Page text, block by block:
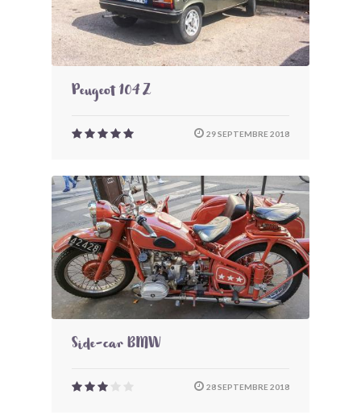
Peugeot 104 Z
29 SEPTEMBRE 2018
Side-car BMW
28 SEPTEMBRE 2018